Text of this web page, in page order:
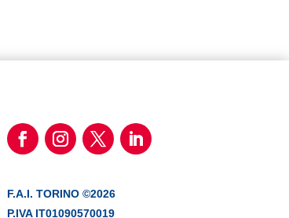
F.A.I. TORINO ©2026
P.IVA IT01090570019